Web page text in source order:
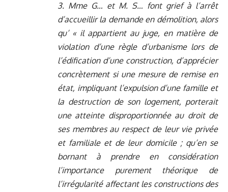
3. Mme G… et M. S… font grief à l’arrêt
d’accueillir la demande en démolition, alors
qu’ « il appartient au juge, en matière de
violation d’une règle d’urbanisme lors de
l’édification d’une construction, d’apprécier
concrètement si une mesure de remise en
état, impliquant l’expulsion d’une famille et
la destruction de son logement, porterait
une atteinte disproportionnée au droit de
ses membres au respect de leur vie privée
et familiale et de leur domicile ; qu’en se
bornant à prendre en considération
l’importance purement théorique de
l’irrégularité affectant les constructions des